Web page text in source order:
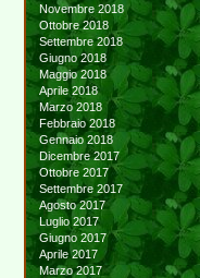
Novembre 2018
Ottobre 2018
Settembre 2018
Giugno 2018
Maggio 2018
Aprile 2018
Marzo 2018
Febbraio 2018
Gennaio 2018
Dicembre 2017
Ottobre 2017
Settembre 2017
Agosto 2017
Luglio 2017
Giugno 2017
Aprile 2017
Marzo 2017